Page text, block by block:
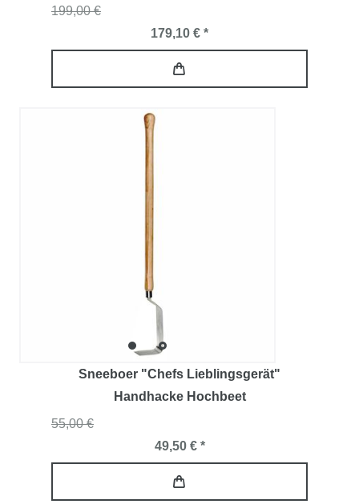
199,00 €
179,10 € *
Sneeboer "Chefs Lieblingsgerät"
Handhacke Hochbeet
55,00 €
49,50 € *